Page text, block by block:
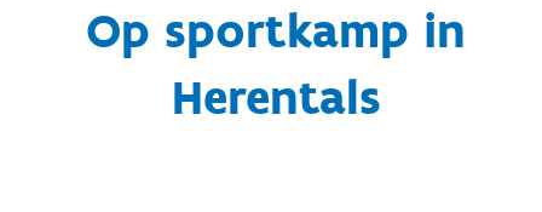
Op sportkamp in
Herentals